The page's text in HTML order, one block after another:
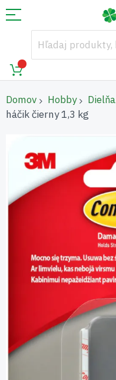
Domov Hobby Dielňa
háčik čierny 1,3 kg
koniec
galérie